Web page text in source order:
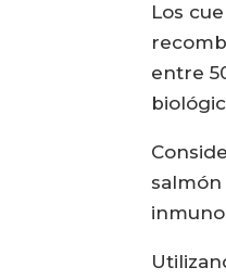
Los
entre